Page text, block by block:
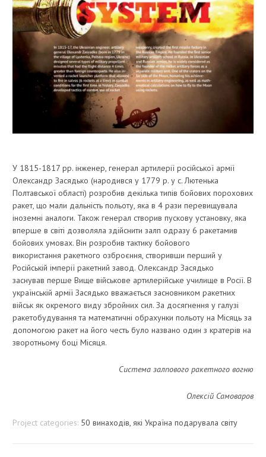
У 1815-1817 рр. інженер, генерал артилерії російської армії
Олександр Засядько (народився у 1779 р. у с. Лютенька
Полтавської області) розробив декілька типів бойових порохових
ракет, що мали дальність польоту, яка в 4 рази перевищувала
іноземні аналоги. Також генерал створив пускову установку, яка
вперше в світі дозволяла здійснити залп одразу 6 ракетамив
бойових умовах. Він розробив тактику бойового
використання ракетного озброєння, створивши перший у
Російській імперії ракетний завод. Олександр Засядько
заснував перше Вище військове артилерійське училище в Росії. В
українській армії Засядько вважається засновником ракетних
військ як окремого виду збройних сил. За досягнення у галузі
ракетобудування та математичні обрахунки польоту на Місяць за
допомогою ракет на його честь було названо один з кратерів на
зворотньому боці Місяця.
Система залпового ракетного вогню
Олексій Самоваров
Project categories: 50 винаходів, які Україна подарувала світу